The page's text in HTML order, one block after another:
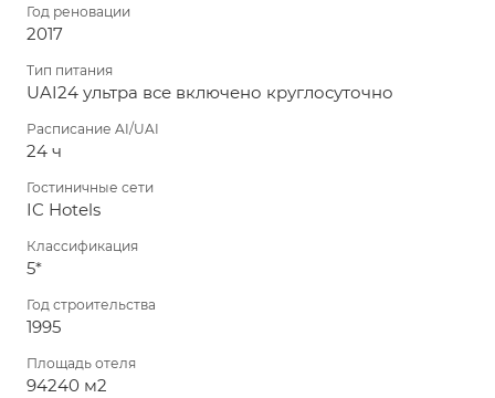
Год реновации
2017
Тип питания
UAI24 ультра все включено круглосуточно
Расписание AI/UAI
24 ч
Гостиничные сети
IC Hotels
Классификация
5*
Год строительства
1995
Площадь отеля
94240 м2